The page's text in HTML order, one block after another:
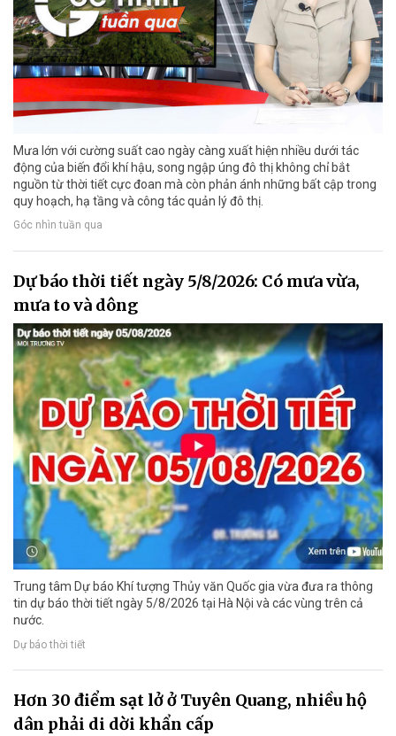
Mưa lớn với cường suất cao ngày càng xuất hiện nhiều dưới tác
động của biến đổi khí hậu, song ngập úng đô thị không chỉ bắt
nguồn từ thời tiết cực đoan mà còn phản ánh những bất cập trong
quy hoạch, hạ tầng và công tác quản lý đô thị.
Góc nhìn tuần qua
Dự báo thời tiết ngày 5/8/2026: Có mưa vừa,
mưa to và dông
Trung tâm Dự báo Khí tượng Thủy văn Quốc gia vừa đưa ra thông
tin dự báo thời tiết ngày 5/8/2026 tại Hà Nội và các vùng trên cả
nước.
Dự báo thời tiết
Hơn 30 điểm sạt lở ở Tuyên Quang, nhiều hộ
dân phải di dời khẩn cấp